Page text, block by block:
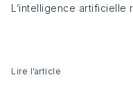
L’intelligence artificielle
Lire l’article